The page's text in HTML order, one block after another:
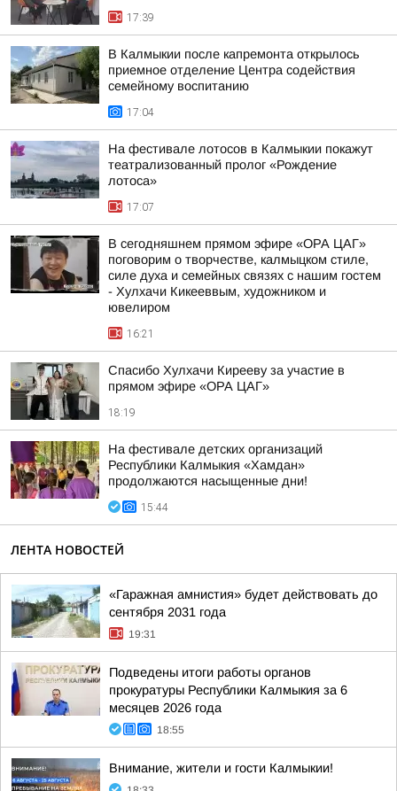
17:39
В Калмыкии после капремонта открылось
приемное отделение Центра содействия
семейному воспитанию
17:04
На фестивале лотосов в Калмыкии покажут
театрализованный пролог «Рождение
лотоса»
17:07
В сегодняшнем прямом эфире «ОРА ЦАГ»
поговорим о творчестве, калмыцком стиле,
силе духа и семейных связях с нашим гостем
- Хулхачи Кикееввым, художником и
ювелиром
16:21
Спасибо Хулхачи Кирееву за участие в
прямом эфире «ОРА ЦАГ»
18:19
На фестивале детских организаций
Республики Калмыкия «Хамдан»
продолжаются насыщенные дни!
15:44
ЛЕНТА НОВОСТЕЙ
«Гаражная амнистия» будет действовать до
сентября 2031 года
19:31
Подведены итоги работы органов
прокуратуры Республики Калмыкия за 6
месяцев 2026 года
18:55
Внимание, жители и гости Калмыкии!